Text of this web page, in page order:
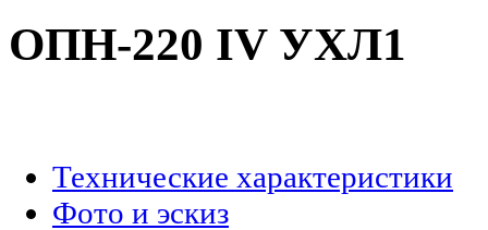
ОПН-220 IV УХЛ1
Технические характеристики
Фото и эскиз